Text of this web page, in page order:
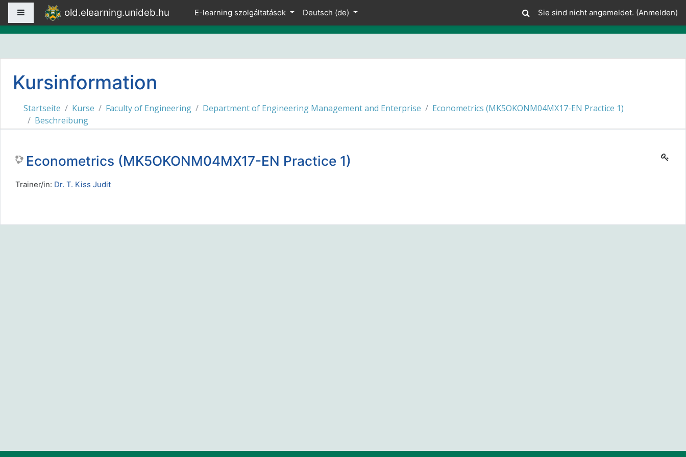
Zum Hauptinhalt
Website-Übersichtold.elearning.unideb.hu E-learning szolgáltatások Deutsch ‎(de)‎ Sie sind nicht angemeldet. (Anmelden)
Kursinformation
Startseite Kurse Faculty of Engineering Department of Engineering Management and Enterprise
Econometrics (MK5OKONM04MX17-EN Practice 1)
Beschreibung
Econometrics (MK5OKONM04MX17-EN Practice 1)
Trainer/in: Dr. T. Kiss Judit